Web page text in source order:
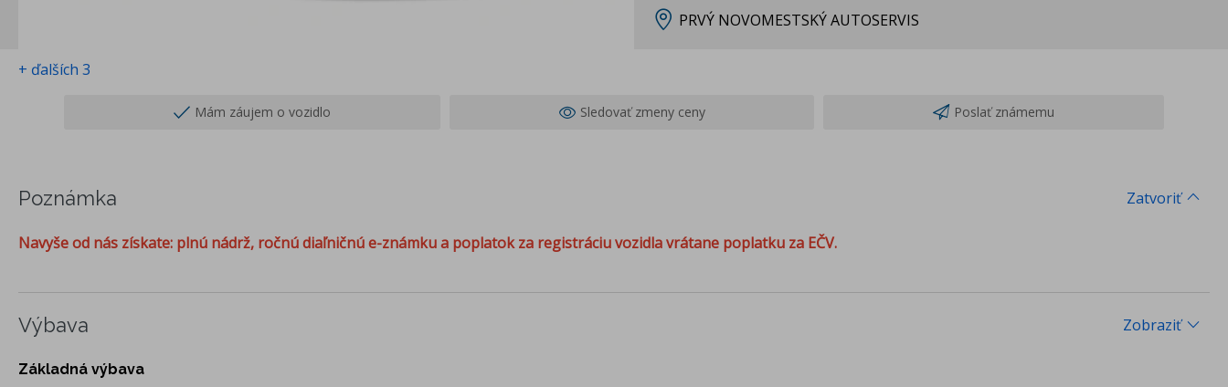
+ ďalších 3
PRVÝ NOVOMESTSKÝ AUTOSERVIS
Mám záujem o vozidlo Sledovať zmeny ceny Poslať známemu
Zatvoriť
Poznámka
Navyše od nás získate: plnú nádrž, ročnú diaľničnú e-známku a poplatok za registráciu vozidla vrátane poplatku za EČV.
Zobraziť
Výbava
Základná výbava